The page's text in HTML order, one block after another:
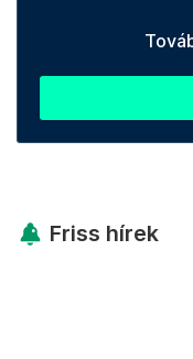
Friss hírek